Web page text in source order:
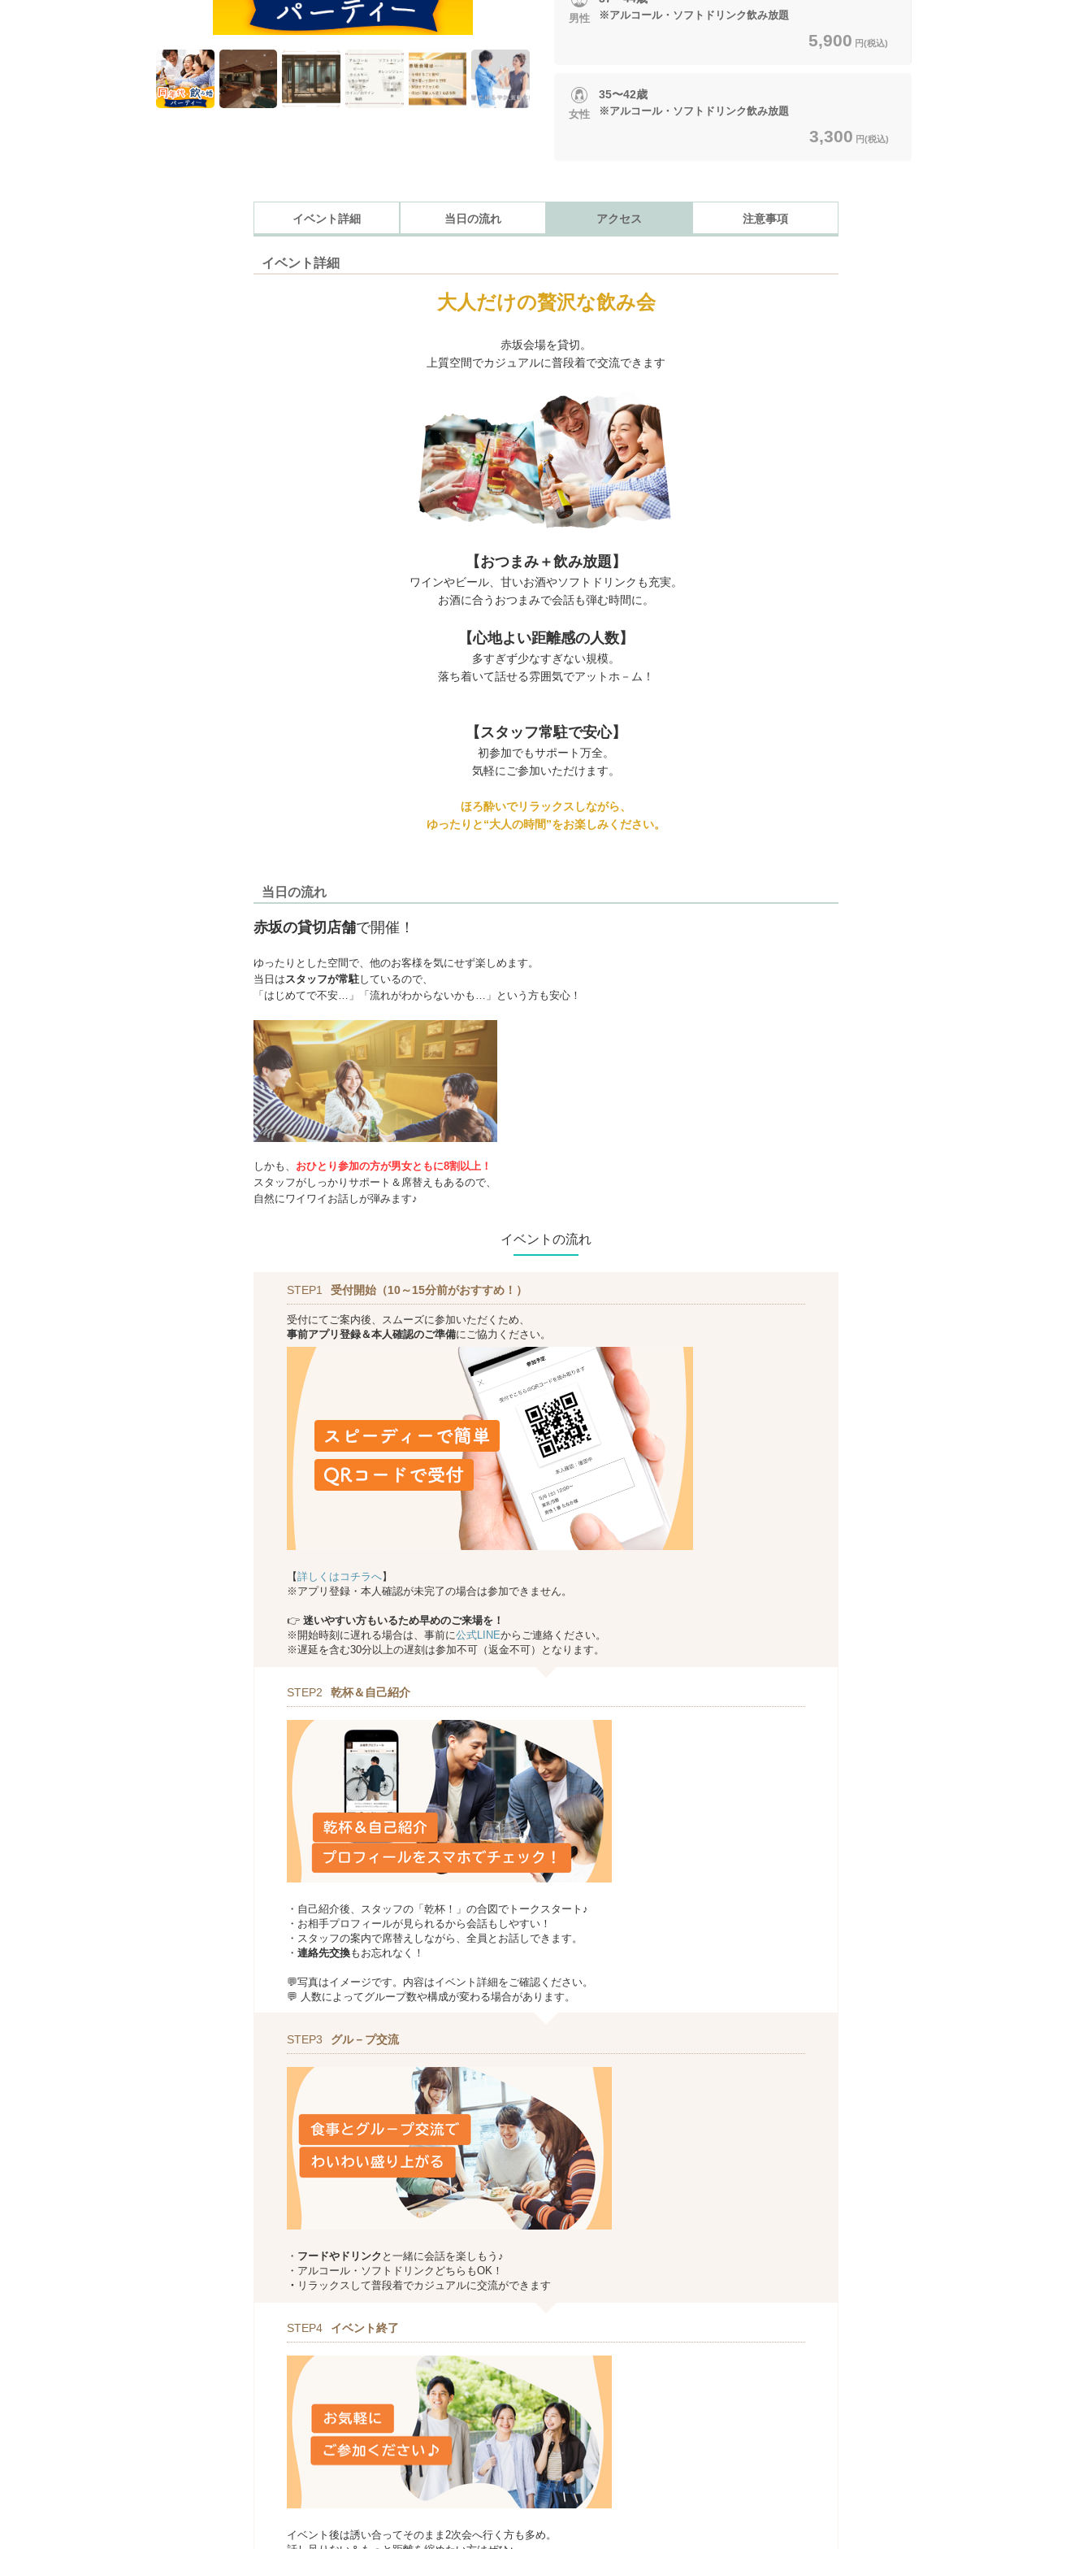
男性 ※アルコール・ソフトドリンク飲み放題
5,900 円(税込)
女性
35〜42歳
※アルコール・ソフトドリンク飲み放題
3,300 円(税込)
イベント詳細 当日の流れ アクセス 注意事項
イベント詳細
大人だけの贅沢な飲み会
赤坂会場を貸切。
上質空間でカジュアルに普段着で交流できます
【おつまみ＋飲み放題】
ワインやビール、甘いお酒やソフトドリンクも充実。
お酒に合うおつまみで会話も弾む時間に。
【心地よい距離感の人数】
多すぎず少なすぎない規模。
落ち着いて話せる雰囲気でアットホ－ム！
【スタッフ常駐で安心】
初参加でもサポート万全。
気軽にご参加いただけます。
ほろ酔いでリラックスしながら、
ゆったりと“大人の時間”をお楽しみください。
当日の流れ
赤坂の貸切店舗で開催！
ゆったりとした空間で、他のお客様を気にせず楽しめます。
当日はスタッフが常駐しているので、
「はじめてで不安…」「流れがわからないかも…」という方も安心！
しかも、 おひとり参加の方が男女ともに8割以上！
スタッフがしっかりサポート＆席替えもあるので、
自然にワイワイお話しが弾みます♪
イベントの流れ
STEP1 受付開始（10～15分前がおすすめ！）
受付にてご案内後、スムーズに参加いただくため、
事前アプリ登録＆本人確認のご準備にご協力ください。
【詳しくはコチラへ】
※アプリ登録・本人確認が未完了の場合は参加できません。
👉 迷いやすい方もいるため早めのご来場を！
※開始時刻に遅れる場合は、事前に公式LINEからご連絡ください。
※遅延を含む30分以上の遅刻は参加不可（返金不可）となります。
STEP2 乾杯＆自己紹介
・自己紹介後、スタッフの「乾杯！」の合図でトークスタート♪
・お相手プロフィールが見られるから会話もしやすい！
・スタッフの案内で席替えしながら、全員とお話しできます。
・ 連絡先交換もお忘れなく！
💬写真はイメージです。内容はイベント詳細をご確認ください。
💬 人数によってグループ数や構成が変わる場合があります。
STEP3 グル－プ交流
・ フードやドリンク と一緒に会話を楽しもう♪
・アルコール・ソフトドリンクどちらもOK！
・ リラックスして普段着でカジュアルに交流ができます
STEP4 イベント終了
イベント後は誘い合ってそのまま2次会へ行く方も多め。